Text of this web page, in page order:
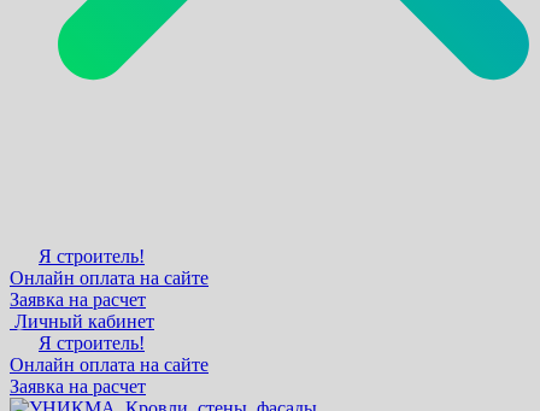
Я строитель!
Онлайн оплата на сайте
Заявка на расчет
Личный кабинет
Я строитель!
Онлайн оплата на сайте
Заявка на расчет